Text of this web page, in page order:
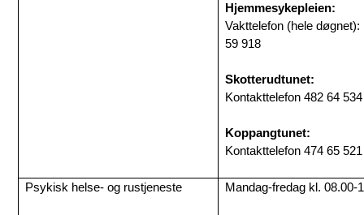
Hjemmesykepleien:
Vakttelefon (hele
59 918
Skotterudtunet:
Kontakttelefon 482 64 534
Koppangtunet:
Kontakttelefon 474 65 521
Psykisk helse- og rustjeneste Mandag-fredag kl. 08.00-